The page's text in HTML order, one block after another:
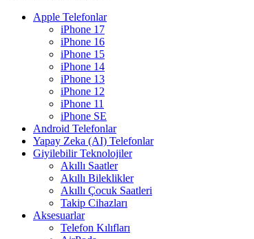
Apple Telefonlar
iPhone 17
iPhone 16
iPhone 15
iPhone 14
iPhone 13
iPhone 12
iPhone 11
iPhone SE
Android Telefonlar
Yapay Zeka (AI) Telefonlar
Giyilebilir Teknolojiler
Akıllı Saatler
Akıllı Bileklikler
Akıllı Çocuk Saatleri
Takip Cihazları
Aksesuarlar
Telefon Kılıfları